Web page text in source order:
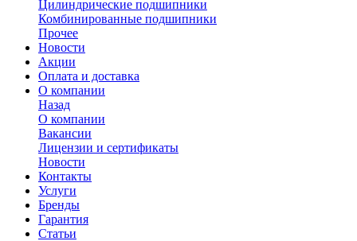
Цилиндрические подшипники
Комбинированные подшипники
Прочее
Новости
Акции
Оплата и доставка
О компании
Назад
О компании
Вакансии
Лицензии и сертификаты
Новости
Контакты
Услуги
Бренды
Гарантия
Статьи